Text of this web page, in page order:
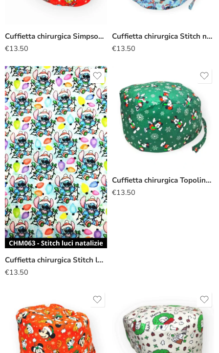
Cuffietta chirurgica Simpsons natalizia
€13.50
Cuffietta chirurgica Stitch natalizio
€13.50
Cuffietta chirurgica Stitch luci natalizie
€13.50
Cuffietta chirurgica Topolino natalizio verde
€13.50